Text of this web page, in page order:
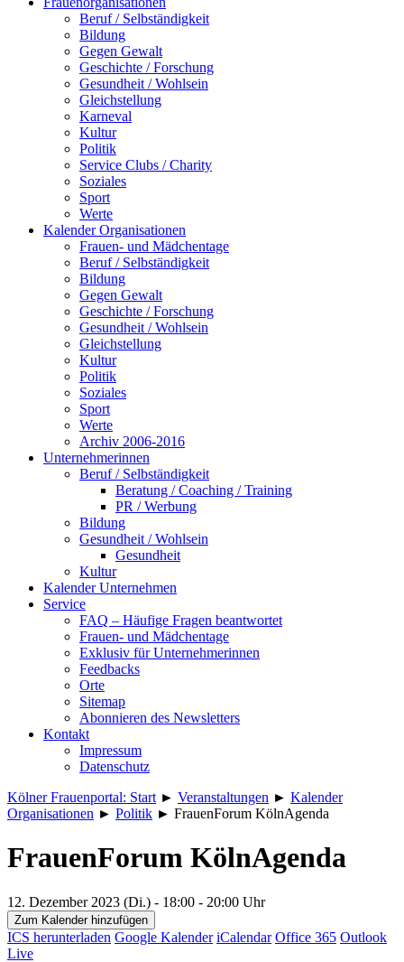
Beruf / Selbständigkeit
Bildung
Gegen Gewalt
Geschichte / Forschung
Gesundheit / Wohlsein
Gleichstellung
Karneval
Kultur
Politik
Service Clubs / Charity
Soziales
Sport
Werte
Kalender Organisationen
Frauen- und Mädchentage
Beruf / Selbständigkeit
Bildung
Gegen Gewalt
Geschichte / Forschung
Gesundheit / Wohlsein
Gleichstellung
Kultur
Politik
Soziales
Sport
Werte
Archiv 2006-2016
Unternehmerinnen
Beruf / Selbständigkeit
Beratung / Coaching / Training
PR / Werbung
Bildung
Gesundheit / Wohlsein
Gesundheit
Kultur
Kalender Unternehmen
Service
FAQ – Häufige Fragen beantwortet
Frauen- und Mädchentage
Exklusiv für Unternehmerinnen
Feedbacks
Orte
Sitemap
Abonnieren des Newsletters
Kontakt
Impressum
Datenschutz
Kölner Frauenportal: Start ► Veranstaltungen ► Kalender
Organisationen ► Politik ► FrauenForum KölnAgenda
FrauenForum KölnAgenda
12. Dezember 2023 (Di.) - 18:00 - 20:00 Uhr
Zum Kalender hinzufügen
ICS herunterladen Google Kalender iCalendar Office 365 Outlook
Live